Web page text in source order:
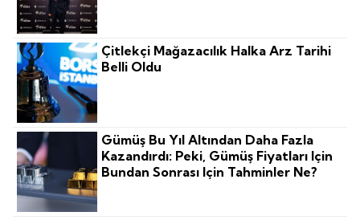
Çitlekçi Mağazacılık Halka Arz Tarihi
Belli Oldu
Gümüş Bu Yıl Altından Daha Fazla
Kazandırdı: Peki, Gümüş Fiyatları Için
Bundan Sonrası Için Tahminler Ne?